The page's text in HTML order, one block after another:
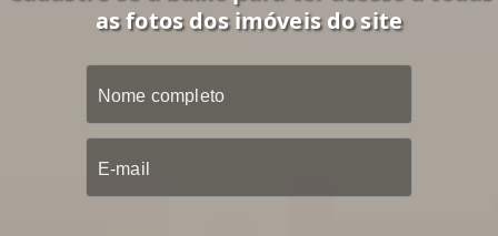
as fotos dos imóveis do site